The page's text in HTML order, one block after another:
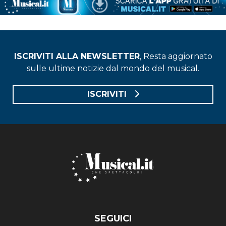
ISCRIVITI ALLA NEWSLETTER, Resta aggiornato
sulle ultime notizie dal mondo del musical.
ISCRIVITI
SEGUICI